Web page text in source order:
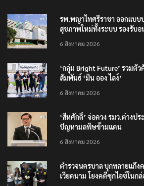
รพ.พญาไทศรีราชา ออกแบบ
สุขภาพใหม่ทั้งระบบ รองรับอ
6 สิงหาคม 2026
‘กลุ่ม Bright Future’ รวมตั
สัมพันธ์ ‘มิน ออง ไลง์’
6 สิงหาคม 2026
‘สีหศักดิ์’ จ่อควง รมว.ต่างป
ปัญหามลพิษข้ามแดน
6 สิงหาคม 2026
ตำรวจนครบาล บุกทลายแก๊ง
เวียดนาม โยงคดีซุกไอซ์ใน